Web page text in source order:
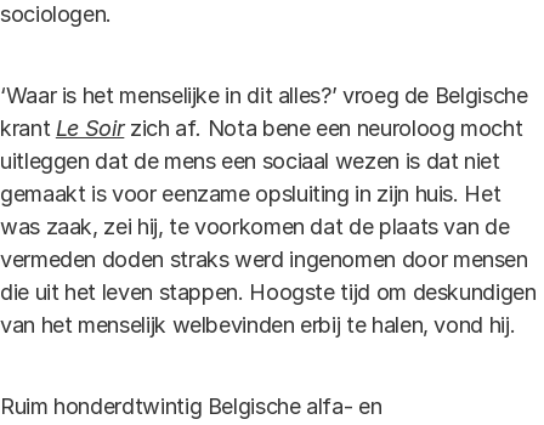
sociologen.
‘Waar is het menselijke in dit alles?’ vroeg de Belgische
krant Le Soir zich af. Nota bene een neuroloog mocht
uitleggen dat de mens een sociaal wezen is dat niet
gemaakt is voor eenzame opsluiting in zijn huis. Het
was zaak, zei hij, te voorkomen dat de plaats van de
vermeden doden straks werd ingenomen door mensen
die uit het leven stappen. Hoogste tijd om deskundigen
van het menselijk welbevinden erbij te halen, vond hij.
Ruim honderdtwintig Belgische alfa- en